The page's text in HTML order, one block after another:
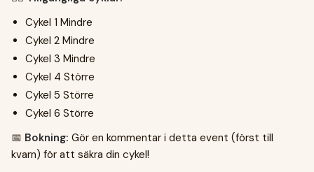
Cykel 1 Mindre
Cykel 2 Mindre
Cykel 3 Mindre
Cykel 4 Större
Cykel 5 Större
Cykel 6 Större
📅 Bokning: Gör en kommentar i detta event (först till
kvarn) för att säkra din cykel!